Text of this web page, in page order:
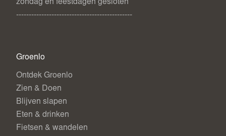
zondag en feestdagen gesloten
----------------------------------------------
Groenlo
Ontdek Groenlo
Zien & Doen
Blijven slapen
Eten & drinken
Fietsen & wandelen